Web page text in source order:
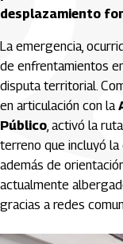
desplazamiento
La emergencia,
de enfrentamientos
disputa territorial.
en articulación con la
Público, activó la
terreno que incluyó
además de
actualmente
gracias a redes